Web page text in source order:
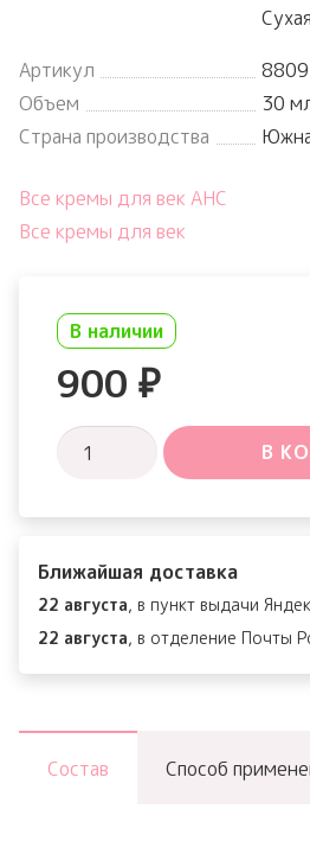
Артикул
Объем
30
Страна производства
Все кремы для век AHC
Все кремы для век
В наличии
900 ₽
Количество
Real
Eye
Cream
For
В
Ближайшая доставка
22 августа, в пункт выдачи
22 августа, в отделение Почты
Состав Способ